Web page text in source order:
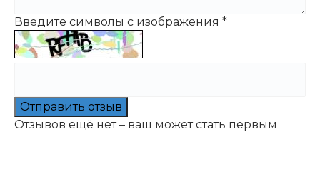
Введите символы с изображения *
Отправить отзыв
Отзывов ещё нет – ваш может стать первым